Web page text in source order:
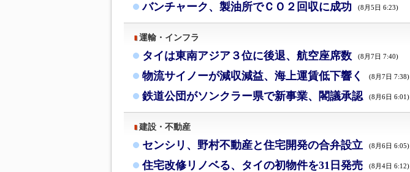
バンチャーク、製油所でＣＯ２回収に成功 (8月5日 6:23)
運輸・インフラ
タイは東南アジア３位に後退、航空座席数 (8月7日 7:40)
物流サイノーが減収減益、海上運賃低下響く (8月7日 7:38)
鉄道公団がソンクラー県で新事業、閣議承認 (8月6日 6:01)
建設・不動産
センシリ、野村不動産と住宅開発の合弁設立 (8月6日 6:05)
住宅改修リノベる、タイの初物件を31日発売 (8月4日 6:12)